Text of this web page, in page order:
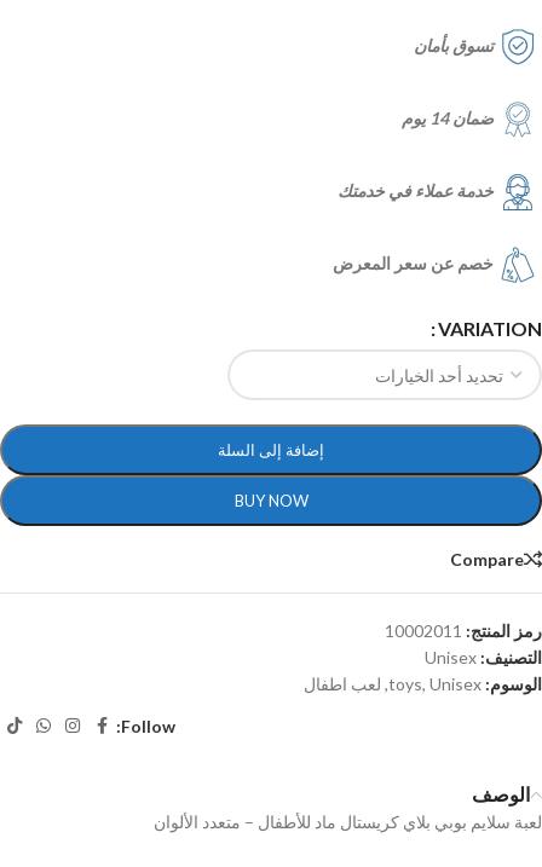
تسوق بأمان
ضمان 14 يوم
خدمة عملاء في خدمتك
خصم عن سعر المعرض
VARIATION
إضافة إلى السلة
BUY NOW
Compare
رمز المنتج: 10002011
التصنيف: Unisex
الوسوم:
toys, Unisex
, لعب اطفال
Follow:
الوصف
لعبة سلايم بوبي بلاي كريستال ماد للأطفال – متعدد الألوان